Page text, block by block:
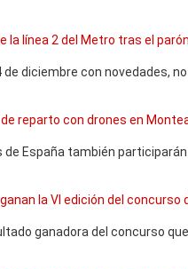
la línea 2 del Metro tras el
de diciembre con novedades,
reparto con drones en
España también participarán
la VI edición del concurso
ganadora del concurso